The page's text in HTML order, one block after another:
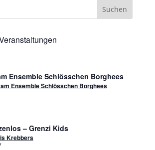
Ensemble Schlösschen Borghees
Ensemble Schlösschen Borghees
– Grenzi Kids
Krebbers